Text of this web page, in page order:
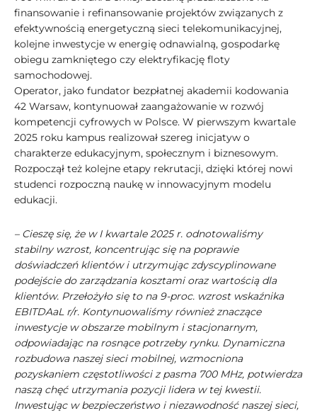
finansowanie i refinansowanie projektów związanych z
efektywnością energetyczną sieci telekomunikacyjnej,
kolejne inwestycje w energię odnawialną, gospodarkę
obiegu zamkniętego czy elektryfikację floty
samochodowej.
Operator, jako fundator bezpłatnej akademii kodowania
42 Warsaw, kontynuował zaangażowanie w rozwój
kompetencji cyfrowych w Polsce. W pierwszym kwartale
2025 roku kampus realizował szereg inicjatyw o
charakterze edukacyjnym, społecznym i biznesowym.
Rozpoczął też kolejne etapy rekrutacji, dzięki której nowi
studenci rozpoczną naukę w innowacyjnym modelu
edukacji.
– Cieszę się, że w I kwartale 2025 r. odnotowaliśmy
stabilny wzrost, koncentrując się na poprawie
doświadczeń klientów i utrzymując zdyscyplinowane
podejście do zarządzania kosztami oraz wartością dla
klientów. Przełożyło się to na 9-proc. wzrost wskaźnika
EBITDAaL r/r. Kontynuowaliśmy również znaczące
inwestycje w obszarze mobilnym i stacjonarnym,
odpowiadając na rosnące potrzeby rynku. Dynamiczna
rozbudowa naszej sieci mobilnej, wzmocniona
pozyskaniem częstotliwości z pasma 700 MHz, potwierdza
naszą chęć utrzymania pozycji lidera w tej kwestii.
Inwestując w bezpieczeństwo i niezawodność naszej sieci,